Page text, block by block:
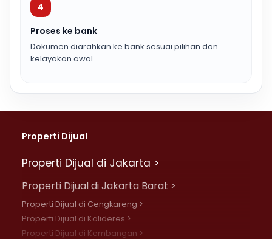
4
Proses ke bank
Dokumen diarahkan ke bank sesuai pilihan dan
kelayakan awal.
Properti Dijual
Properti Dijual di Jakarta >
Properti Dijual di Jakarta Barat >
Properti Dijual di Cengkareng >
Properti Dijual di Kalideres >
Properti Dijual di Kembangan >